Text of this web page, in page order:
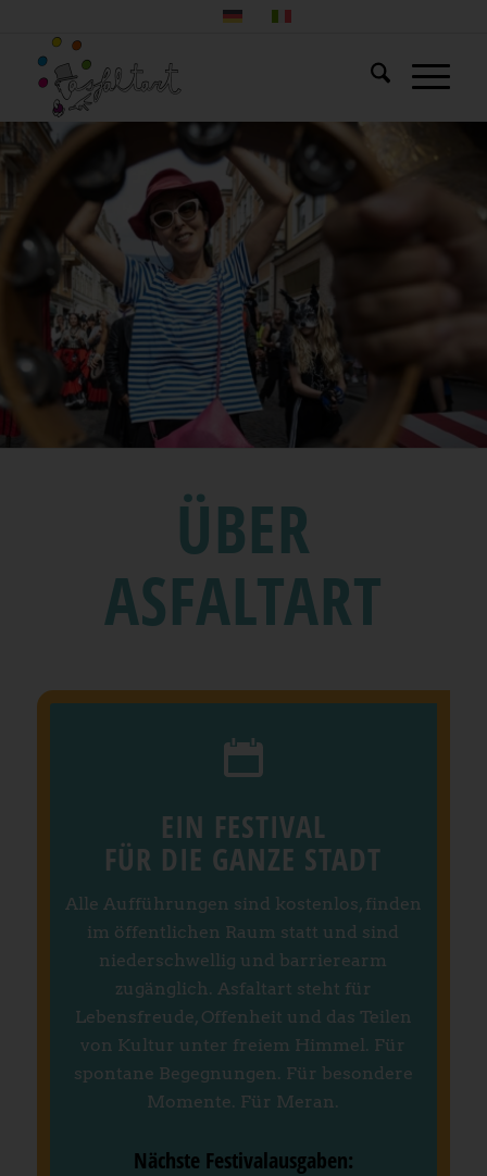
ÜBER
ASFALTART
EIN FESTIVAL
FÜR DIE GANZE STADT
Alle Aufführungen sind kostenlos, finden
im öffentlichen Raum statt und sind
niederschwellig und barrierearm
zugänglich. Asfaltart steht für
Lebensfreude, Offenheit und das Teilen
von Kultur unter freiem Himmel. Für
spontane Begegnungen. Für besondere
Momente. Für Meran.
Nächste Festivalausgaben: